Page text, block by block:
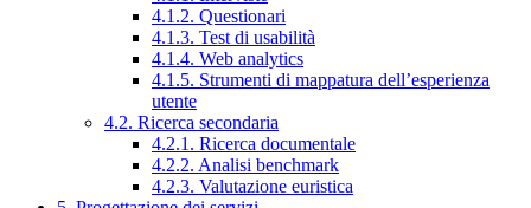
4.1.2. Questionari
4.1.3. Test di usabilità
4.1.4. Web analytics
4.1.5. Strumenti di mappatura dell’esperienza
utente
4.2. Ricerca secondaria
4.2.1. Ricerca documentale
4.2.2. Analisi benchmark
4.2.3. Valutazione euristica